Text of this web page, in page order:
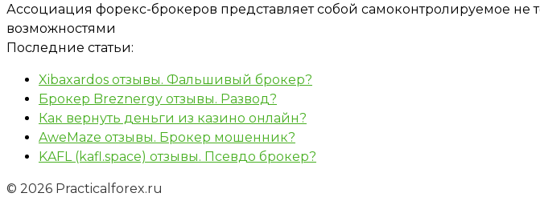
Ассоциация форекс-брокеров представляет собой самоконтролируемое
возможностями
Последние статьи:
Xibaxardos отзывы. Фальшивый брокер?
Брокер Breznergy отзывы. Развод?
Как вернуть деньги из казино онлайн?
AweMaze отзывы. Брокер мошенник?
KAFL (kafl.space) отзывы. Псевдо брокер?
© 2026 Practicalforex.ru